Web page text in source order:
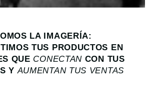
LA IMAGERÍA:
TUS PRODUCTOS EN
QUE CONECTAN CON TUS
YAUMENTAN TUS VENTAS